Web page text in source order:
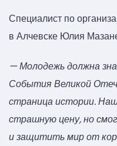
Специалист по
в Алчевске Юлия
— Молодежь должна
События Великой
страница истории.
страшную цену, но
и защитить мир от